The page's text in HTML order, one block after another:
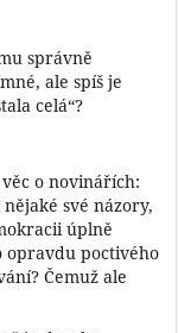
správně
ale spíš je
celá“?
o novinářích:
své názory,
úplně
opravdu poctivého
Čemuž ale